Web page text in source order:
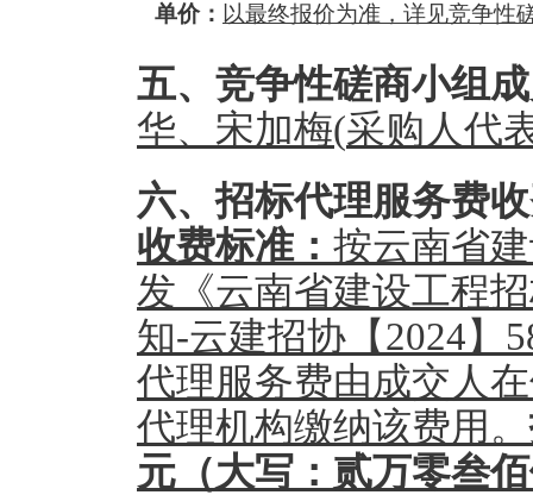
单价： 以最终报价为准 ， 详见竞争性
五、 竞争性磋商小组
华、宋加梅(采购人代
六、招标代理服务费
收费标准： 按云南省
发《云南省建设工程
知-云建招协【2024】
代理服务费由成交人
代理机构缴纳该费用 。
元（大写：贰万零叁